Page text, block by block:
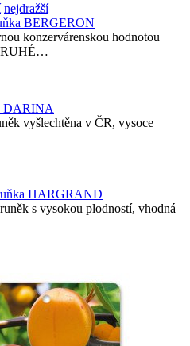
nejdražší
konzervárenskou hodnotou
vyšlechtěna v ČR, vysoce
s vysokou plodností, vhodná